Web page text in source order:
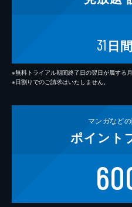
31 日間
※無料トライアル期間終了日の翌日が属する
※日割りでのご請求はいたしません。
マンガなどの
ポイント